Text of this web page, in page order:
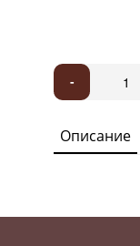
-
Описание